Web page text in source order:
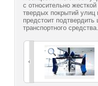
с относительно
твердых покрытий
предстоит
транспортного средства.